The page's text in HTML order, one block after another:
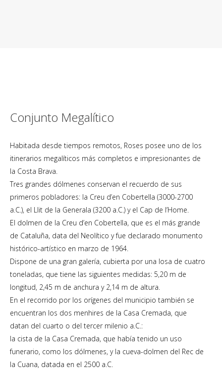
Conjunto Megalítico
Habitada desde tiempos remotos, Roses posee uno de los
itinerarios megalíticos más completos e impresionantes de
la Costa Brava.
Tres grandes dólmenes conservan el recuerdo de sus
primeros pobladores: la Creu d’en Cobertella (3000-2700
a.C.), el Llit de la Generala (3200 a.C.) y el Cap de l’Home.
El dolmen de la Creu d’en Cobertella, que es el más grande
de Cataluña, data del Neolítico y fue declarado monumento
histórico-artístico en marzo de 1964.
Dispone de una gran galería, cubierta por una losa de cuatro
toneladas, que tiene las siguientes medidas: 5,20 m de
longitud, 2,45 m de anchura y 2,14 m de altura.
En el recorrido por los orígenes del municipio también se
encuentran los dos menhires de la Casa Cremada, que
datan del cuarto o del tercer milenio a.C.:
la cista de la Casa Cremada, que había tenido un uso
funerario, como los dólmenes, y la cueva-dolmen del Rec de
la Cuana, datada en el 2500 a.C.